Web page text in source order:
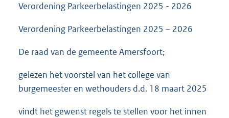
Verordening Parkeerbelastingen 2025 - 2026
Verordening Parkeerbelastingen 2025 – 2026
De raad van de gemeente Amersfoort;
gelezen het voorstel van het college van
burgemeester en wethouders d.d. 18 maart 2025
vindt het gewenst regels te stellen voor het innen